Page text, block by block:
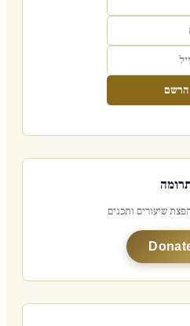
הרשם
שיעורים ותכנים